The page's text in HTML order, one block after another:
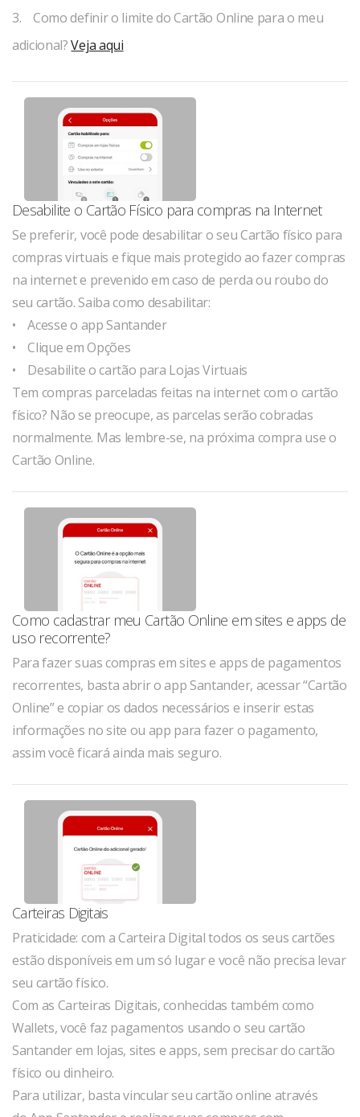
3. Como definir o limite do Cartão Online para o meu
adicional?Veja aqui
Desabilite o Cartão Físico para compras na Internet
Se preferir, você pode desabilitar o seu Cartão físico para
compras virtuais e fique mais protegido ao fazer compras
na internet e prevenido em caso de perda ou roubo do
seu cartão. Saiba como desabilitar:
• Acesse o app Santander
• Clique em Opções
• Desabilite o cartão para Lojas Virtuais
Tem compras parceladas feitas na internet com o cartão
físico? Não se preocupe, as parcelas serão cobradas
normalmente. Mas lembre-se, na próxima compra use o
Cartão Online.
Como cadastrar meu Cartão Online em sites e apps de
uso recorrente?
Para fazer suas compras em sites e apps de pagamentos
recorrentes, basta abrir o app Santander, acessar “Cartão
Online” e copiar os dados necessários e inserir estas
informações no site ou app para fazer o pagamento,
assim você ficará ainda mais seguro.
Carteiras Digitais
Praticidade: com a Carteira Digital todos os seus cartões
estão disponíveis em um só lugar e você não precisa levar
seu cartão físico.
Com as Carteiras Digitais, conhecidas também como
Wallets, você faz pagamentos usando o seu cartão
Santander em lojas, sites e apps, sem precisar do cartão
físico ou dinheiro.
Para utilizar, basta vincular seu cartão online através